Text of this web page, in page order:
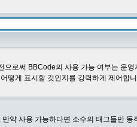
으로써 BBCode의 사용 가능 여부는 운
떻게 표시할 것인지를 강력하게 제어합
약 사용 가능하다면 소수의 태그들만